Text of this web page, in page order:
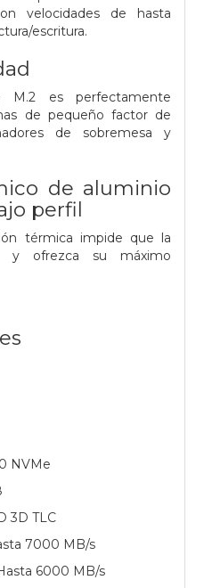
velocidades de hasta
escritura.
M.2 es perfectamente
de pequeño factor de
de sobremesa y
de aluminio
perfil
térmica impide que la
y ofrezca su máximo
NVMe
3D TLC
7000 MB/s
6000 MB/s